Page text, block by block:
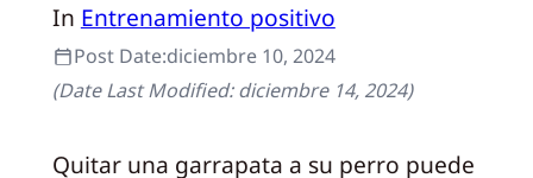
In Entrenamiento positivo
Post Date:diciembre 10, 2024
(Date Last Modified:diciembre 14, 2024)
Quitar una garrapata a su perro puede